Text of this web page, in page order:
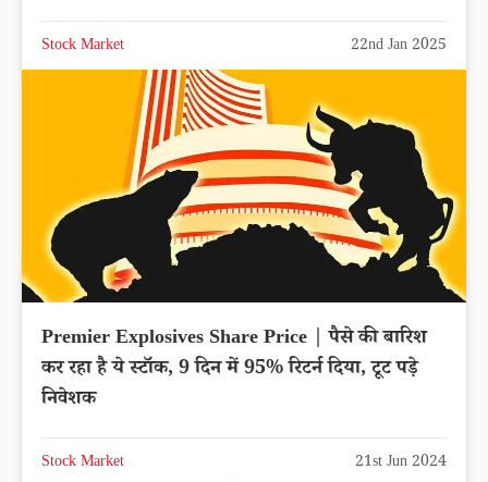
Stock Market 22nd Jan 2025
Premier Explosives Share Price | पैसे की बारिश
कर रहा है ये स्टॉक, 9 दिन में 95% रिटर्न दिया, टूट पड़े
निवेशक
Stock Market 21st Jun 2024